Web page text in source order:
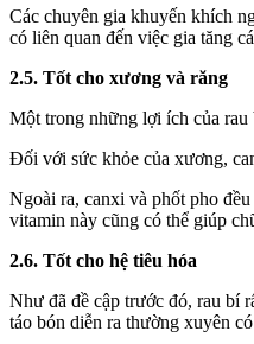
Các chuyên gia khuyến khích
có liên quan đến việc gia tăng
2.5. Tốt cho xương và răng
Một trong những lợi ích của rau
Đối với sức khỏe của xương,
Ngoài ra, canxi và phốt pho
vitamin này cũng có thể giúp
2.6. Tốt cho hệ tiêu hóa
Như đã đề cập trước đó, rau bí
táo bón diễn ra thường xuyên